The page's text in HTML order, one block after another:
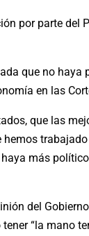
por parte del
que no haya
en las
que las
más
del
“la mano